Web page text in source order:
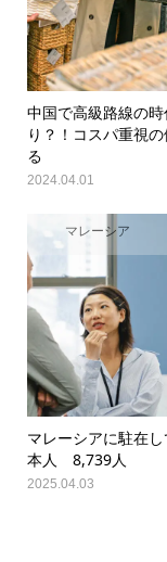
中国で高級路線の
り？！コスパ重視
る
2024.04.01
マレーシア
マレーシアに駐在
本人 8,739人
2025.04.03